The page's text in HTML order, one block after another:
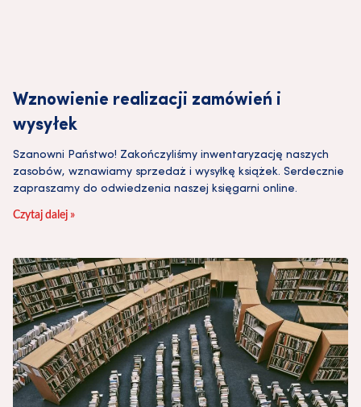
Wznowienie realizacji zamówień i
wysyłek
Szanowni Państwo! Zakończyliśmy inwentaryzację naszych
zasobów, wznawiamy sprzedaż i wysyłkę książek. Serdecznie
zapraszamy do odwiedzenia naszej księgarni online.
Czytaj dalej »